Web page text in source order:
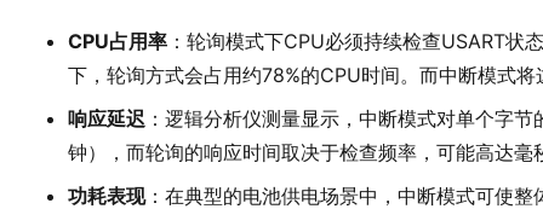
CPU占用率 ：轮询模式下CPU必须持续检查USART
下，轮询方式会占用约78%的CPU时间。而中断模式
响应延迟 ：逻辑分析仪测量显示，中断模式对单个字
钟），而轮询的响应时间取决于检查频率，可能高达毫
功耗表现：在典型的电池供电场景中，中断模式可使